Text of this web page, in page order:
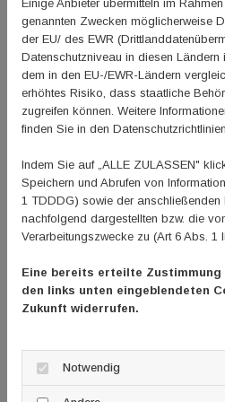
dem Sportbund Rheinhessen ein
Hemmschwelle für die
möglich zu halten, wie Thorsten
Sportbundes Rheinhessen
ist es möglich, die Sportvereine
niedrigschwelligen Antrag sowie
Weiterhin konnten wir auch
LifePads ausstatten. Dies trägt
Notfall lebensrettend
auch, um für dieses wichtige
Pierre-Enric Steiger, Präsident
betont die gute Zusammenarbeit
für die Sportvereine vor Ort:
Profi - auch im Sport ist ein
verbreitet, als den meisten
Einige Anbieter übermitteln im
genannten Zwecken möglicherweise
der EU/ des EWR
Datenschutzniveau in diesen Ländern
dem in den EU-/EWR-Ländern
erhöhtes Risiko, dass staatliche
zugreifen können. Weitere
finden Sie in den
Indem Sie auf „ALLE ZULASSEN"
Speichern und Abrufen von
1 TDDDG) sowie der anschließenden
nachfolgend dargestellten bzw. die
Verarbeitungszwecke zu (Art 6 Abs. 1
Eine bereits erteilte Zustimmung
den links unten eingeblendeten
Zukunft widerrufen.
Notwendig